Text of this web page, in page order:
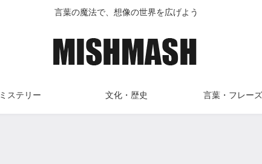
言葉の魔法で、想像の世界を広げよう
ミステリー 文化・歴史 言葉・フレーズ